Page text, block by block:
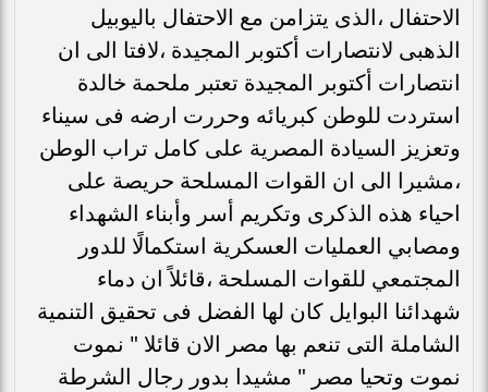
الاحتفال ،الذى يتزامن مع الاحتفال باليوبيل
الذهبى لانتصارات أكتوبر المجيدة ،لافتا الى ان
انتصارات أكتوبر المجيدة تعتبر ملحمة خالدة
استردت للوطن كبريائه وحررت ارضه فى سيناء
وتعزيز السيادة المصرية على كامل تراب الوطن
،مشيرا الى ان القوات المسلحة حريصة على
احياء هذه الذكرى وتكريم أسر وأبناء الشهداء
ومصابي العمليات العسكرية استكمالًا للدور
المجتمعي للقوات المسلحة ،قائلاً ان دماء
شهدائنا البوايل كان لها الفضل فى تحقيق التنمية
الشاملة التى تنعم بها مصر الان قائلا " نموت
نموت وتحيا مصر " مشيدا بدور رجال الشرطة